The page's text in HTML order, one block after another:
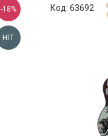
-18%
HIT
Код: 63692